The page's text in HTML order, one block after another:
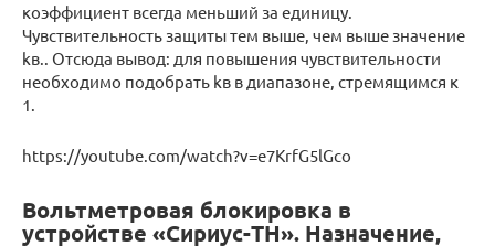
коэффициент всегда меньший за единицу.
Чувствительность защиты тем выше, чем выше значение
kв.. Отсюда вывод: для повышения чувствительности
необходимо подобрать kв в диапазоне, стремящимся к
1.
https://youtube.com/watch?v=e7KrfG5lGco
Вольтметровая блокировка в
устройстве «Сириус-ТН». Назначение,